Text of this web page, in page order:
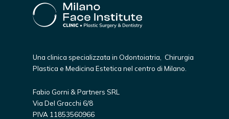
Una clinica specializzata in Odontoiatria, Chirurgia
Plastica e Medicina Estetica nel centro di Milano.
Fabio Gorni & Partners SRL
Via Del Gracchi 6/8
PIVA 11853560966